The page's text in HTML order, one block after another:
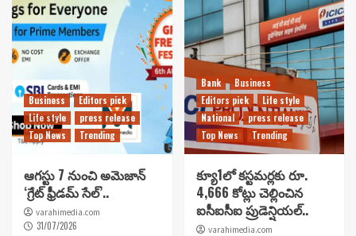
Business
Editors pick
Life style
press release
Top News
Trending
ఆగస్టు 7 నుంచి అమెజాన్
‘గ్రేట్ ఫ్రీడమ్ సేల్’..
varahimedia.com
31/07/2026
Bank
Business
Editors pick
Life style
National
press release
Top News
Trending
క్యూ1లో కస్టమర్లకు రూ.
4,666 కోట్లు చెల్లించిన
ఐసీఐసీఐ ప్రుడెన్షియల్..
varahimedia.com